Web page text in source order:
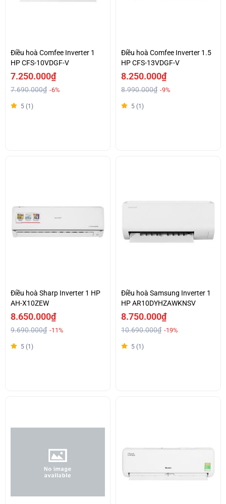
Điều hoà Comfee Inverter 1
HP CFS-10VDGF-V
7.250.000₫
7.690.000₫ -6%
5 (1)
Điều hoà Comfee Inverter 1.5
HP CFS-13VDGF-V
8.250.000₫
8.990.000₫ -9%
5 (1)
Điều hoà Sharp Inverter 1 HP
AH-X10ZEW
8.650.000₫
9.690.000₫ -11%
5 (1)
Điều hoà Samsung Inverter 1
HP AR10DYHZAWKNSV
8.750.000₫
10.690.000₫ -19%
5 (1)